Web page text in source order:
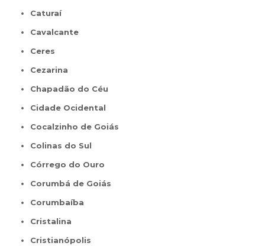
Caturaí
Cavalcante
Ceres
Cezarina
Chapadão do Céu
Cidade Ocidental
Cocalzinho de Goiás
Colinas do Sul
Córrego do Ouro
Corumbá de Goiás
Corumbaíba
Cristalina
Cristianópolis